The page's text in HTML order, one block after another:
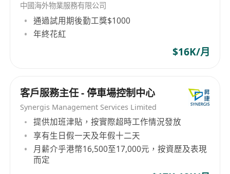
中國海外物業服務有限公司
通過試用期後勤工獎$1000
年終花紅
$16K/月
客戶服務主任 - 停車場控制中心
Synergis Management Services Limited
提供加班津貼，按實際超時工作情況發放
享有生日假一天及年假十二天
月薪介乎港幣16,500至17,000元，按資歷及表現
而定